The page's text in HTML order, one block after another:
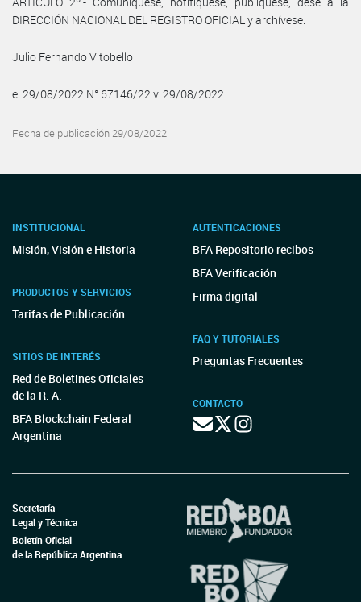
DIRECCIÓN NACIONAL DEL REGISTRO OFICIAL y archívese.
Julio Fernando Vitobello
e. 29/08/2022 N° 67146/22 v. 29/08/2022
Fecha de publicación 29/08/2022
INSTITUCIONAL
Misión, Visión e Historia
PRODUCTOS Y SERVICIOS
Tarifas de Publicación
SITIOS DE INTERÉS
Red de Boletines Oficiales
de la R. A.
BFA Blockchain Federal
Argentina
AUTENTICACIONES
BFA Repositorio recibos
BFA Verificación
Firma digital
FAQ Y TUTORIALES
Preguntas Frecuentes
CONTACTO
Secretaría
Legal y Técnica
Boletín Oficial
de la República Argentina